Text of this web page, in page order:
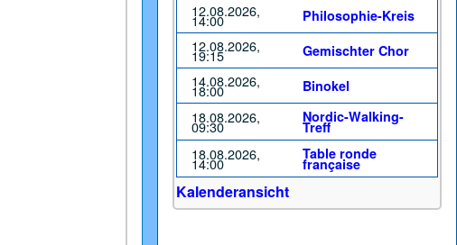
12.08.2026,
14:00 Philosophie-Kreis
12.08.2026,
19:15 Gemischter Chor
14.08.2026,
18:00 Binokel
18.08.2026,
09:30
Nordic-Walking-
Treff
18.08.2026,
14:00
Table ronde
française
Kalenderansicht